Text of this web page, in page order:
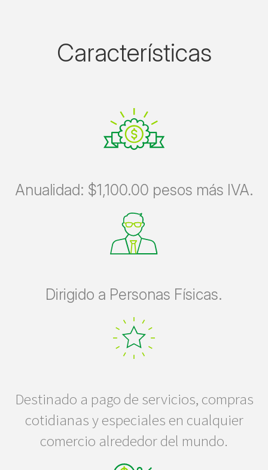
Características
Anualidad: $1,100.00 pesos más IVA.
Dirigido a Personas Físicas.
Destinado a pago de servicios, compras
cotidianas y especiales en cualquier
comercio alrededor del mundo.